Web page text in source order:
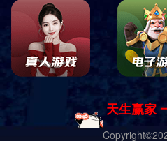
邮箱*
内容